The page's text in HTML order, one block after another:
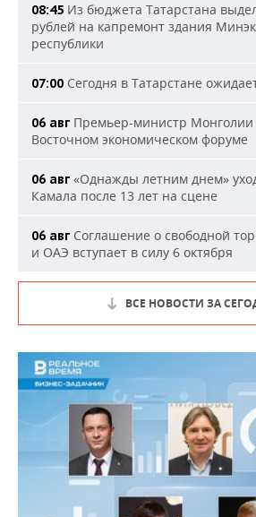
08:45 Из бюджета Татарстана
рублей на капремонт здания
республики
07:00 Сегодня в Татарстане
06 авг Премьер-министр Монголии
Восточном экономическом форуме
06 авг «Однажды летним днем»
Камала после 13 лет на сцене
06 авг Соглашение о свободной
и ОАЭ вступает в силу 6 октября
ВСЕ НОВОСТИ ЗА